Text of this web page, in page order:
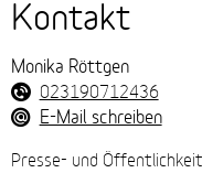
Kontakt
Monika Röttgen
023190712436
E-Mail schreiben
Presse- und